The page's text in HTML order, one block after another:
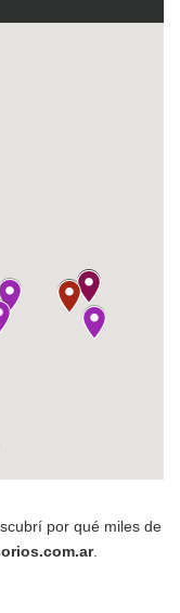
por qué miles de
.